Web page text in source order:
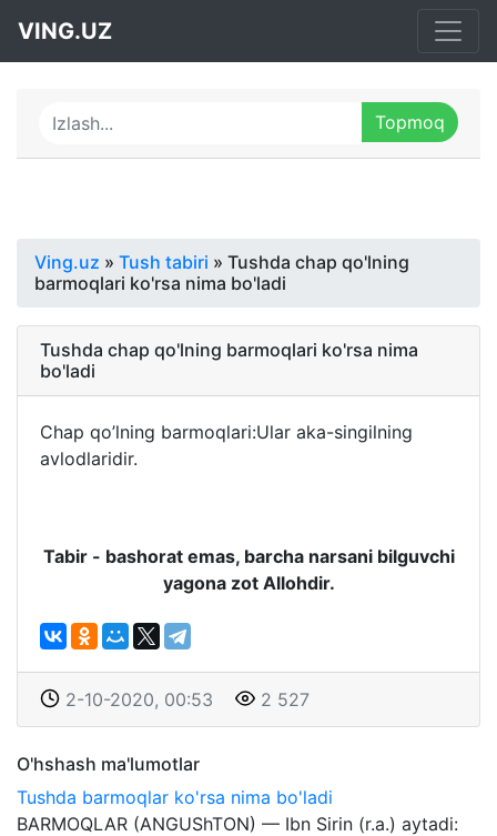
VING.UZ
Ving.uz » Tush tabiri » Tushda chap qo'lning
barmoqlari ko'rsa nima bo'ladi
Tushda chap qo'lning barmoqlari ko'rsa nima
bo'ladi
Chap qo’lning barmoqlari:Ular aka-singilning
avlodlaridir.
Tabir - bashorat emas, barcha narsani bilguvchi
yagona zot Allohdir.
2-10-2020, 00:53 2 527
O'hshash ma'lumotlar
Tushda barmoqlar ko'rsa nima bo'ladi
BARMOQLAR (ANGUShTON) — Ibn Sirin (r.a.) aytadi: